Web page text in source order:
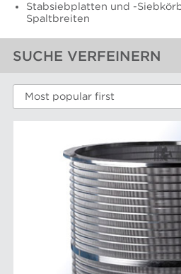
Stabsiebplatten und -
Spaltbreiten
SUCHE VERFEINERN
ANGEWANDTE FILTER
Siebkörbe und Mahlplatten für
WEITERE FILTER
LEISTUNGSKOMPONENTEN
Filterelemente
Refiner-Mahlplatten und
Siebbleche
Sortierer-Rotoren
AFT-MARKEN
Aikawa-Technologie
Finebar-Mahlung
Max-Sortierung
POM-Konstantteilsysteme
Chemiefasern
Faserstoffmahlung
Most popular first